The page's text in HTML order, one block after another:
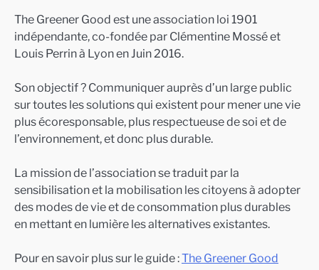
The Greener Good est une association loi 1901
indépendante, co-fondée par Clémentine Mossé et
Louis Perrin à Lyon en Juin 2016.
Son objectif ? Communiquer auprès d’un large public
sur toutes les solutions qui existent pour mener une vie
plus écoresponsable, plus respectueuse de soi et de
l’environnement, et donc plus durable.
La mission de l’association se traduit par la
sensibilisation et la mobilisation les citoyens à adopter
des modes de vie et de consommation plus durables
en mettant en lumière les alternatives existantes.
Pour en savoir plus sur le guide :The Greener Good